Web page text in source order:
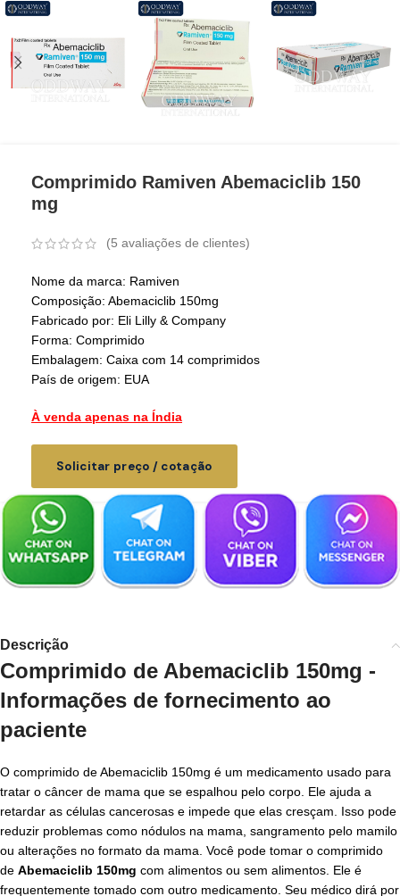
Comprimido Ramiven Abemaciclib 150
mg
(5 avaliações de clientes)
Nome da marca: Ramiven
Composição: Abemaciclib 150mg
Fabricado por: Eli Lilly & Company
Forma: Comprimido
Embalagem: Caixa com 14 comprimidos
País de origem: EUA
À venda apenas na Índia
Solicitar preço / cotação
Descrição
Comprimido de Abemaciclib 150mg -
Informações de fornecimento ao
paciente
O comprimido de Abemaciclib 150mg é um medicamento usado para
tratar o câncer de mama que se espalhou pelo corpo. Ele ajuda a
retardar as células cancerosas e impede que elas cresçam. Isso pode
reduzir problemas como nódulos na mama, sangramento pelo mamilo
ou alterações no formato da mama. Você pode tomar o comprimido
de Abemaciclib 150mg com alimentos ou sem alimentos. Ele é
frequentemente tomado com outro medicamento. Seu médico dirá por